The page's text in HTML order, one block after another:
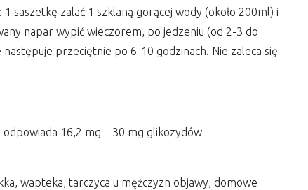
saszetkę zalać 1 szklaną gorącej wody (około 200ml) i
napar wypić wieczorem, po jedzeniu (od 2-3 do
przeciętnie po 6-10 godzinach. Nie zaleca się
odpowiada 16,2 mg – 30 mg glikozydów
wapteka, tarczyca u mężczyzn objawy, domowe